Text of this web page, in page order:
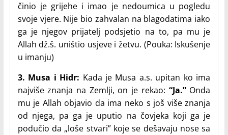
činio je grijehe i imao je nedoumica u pogledu
svoje vjere. Nije bio zahvalan na blagodatima iako
ga je njegov prijatelj podsjetio na to, pa mu je
Allah dž.š. uništio usjeve i žetvu. (Pouka: Iskušenje
u imanju)
3. Musa i Hidr: Kada je Musa a.s. upitan ko ima
najviše znanja na Zemlji, on je rekao: “Ja.”Onda
mu je Allah objavio da ima neko s još više znanja
od njega, pa ga je uputio na čovjeka koji ga je
podučio da „loše stvari” koje se dešavaju nose sa